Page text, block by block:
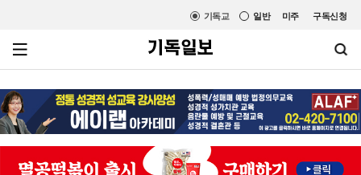
미주 구독신청
일반
기독교